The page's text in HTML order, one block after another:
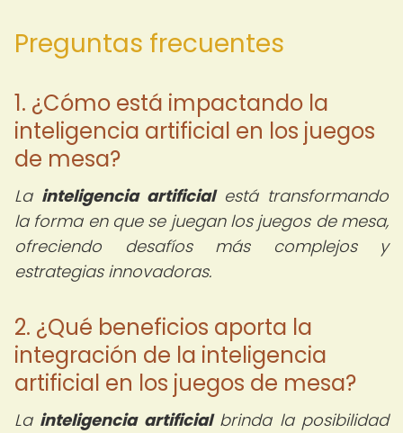
Preguntas frecuentes
1. ¿Cómo está impactando la
inteligencia artificial en los juegos
de mesa?
La inteligencia artificialestá transformando
la forma en que se juegan los juegos de mesa,
ofreciendo desafíos más complejos y
estrategias innovadoras.
2. ¿Qué beneficios aporta la
integración de la inteligencia
artificial en los juegos de mesa?
La inteligencia artificialbrinda la posibilidad